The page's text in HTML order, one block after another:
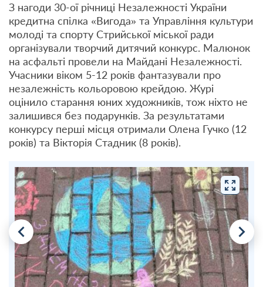
З нагоди 30-ої річниці Незалежності України
кредитна спілка «Вигода» та Управління культури
молоді та спорту Стрийської міської ради
організували творчий дитячий конкурс. Малюнок
на асфальті провели на Майдані Незалежності.
Учасники віком 5-12 років фантазували про
незалежність кольоровою крейдою. Журі
оцінило старання юних художників, тож ніхто не
залишився без подарунків. За результатами
конкурсу перші місця отримали Олена Гучко (12
років) та Вікторія Стадник (8 років).